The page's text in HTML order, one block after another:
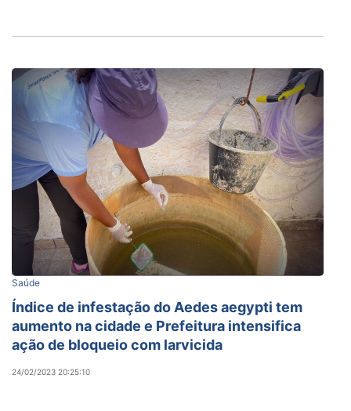
Saúde
Índice de infestação do Aedes aegypti tem
aumento na cidade e Prefeitura intensifica
ação de bloqueio com larvicida
24/02/2023 20:25:10